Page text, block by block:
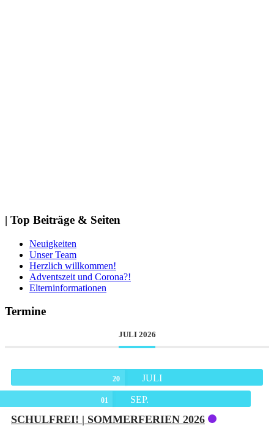
| Top Beiträge & Seiten
Neuigkeiten
Unser Team
Herzlich willkommen!
Adventszeit und Corona?!
Elterninformationen
Termine
JULI 2026
20 JULI
01 SEP.
SCHULFREI! | SOMMERFERIEN 2026